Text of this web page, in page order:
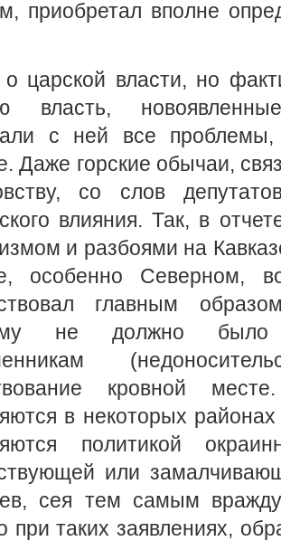
приобретал вполне
о царской власти, но
власть,
с ней все
Даже горские обычаи,
со слов
влияния. Так, в
и разбоями на
особенно Северном,
главным
не должно было
кровной
в некоторых
политикой
или
сея тем самым
при таких заявлениях,